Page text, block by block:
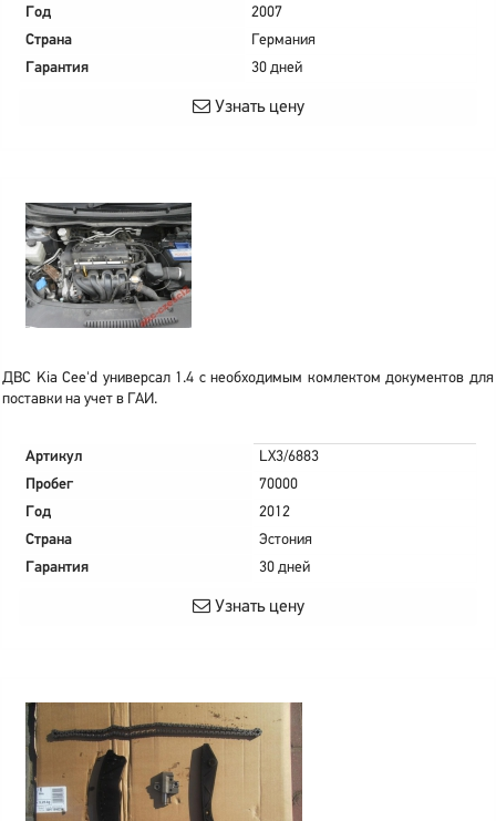
Год
2007
Страна
Германия
Гарантия
30 дней
Узнать цену
ДВС Kia Cee'd универсал 1.4 с необходимым комлектом документов для
поставки на учет в ГАИ.
Артикул
LX3/6883
Пробег
70000
Год
2012
Страна
Эстония
Гарантия
30 дней
Узнать цену